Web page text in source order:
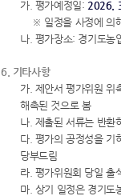
가. 평가예정일: 2026.
※ 일정을 사정에 의
나. 평가장소: 경기도농
6. 기타사항
가. 제안서 평가위원 위
해촉된 것으로 봄
나. 제출된 서류는 반환
다. 평가의 공정성을 기
당부드림
라. 평가위원회 당일 출
마. 상기 일정은 경기도